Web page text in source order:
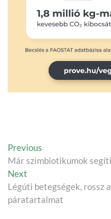
Post
navigation
Previous
post:
Már szimbiotikumok
Next
post:
Légúti betegségek, rossz
páratartalmat